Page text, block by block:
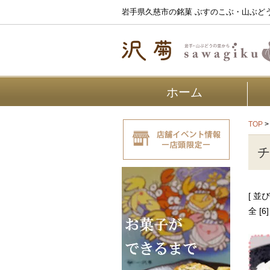
岩手県久慈市の銘菓 ぶすのこぶ・山ぶど
ホーム
TOP >
[ 並
全